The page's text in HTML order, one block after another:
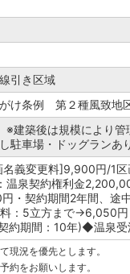
引き区域
け条例 第２種風致地
建築後は規模により
駐車場・ドッグラン
義変更料]9,900円/1
温泉契約権利金
・契約期間2年間、途
：5立方まで→6,050
約期間：10年)◆温泉
現況を優先とします。
約をお願いします。